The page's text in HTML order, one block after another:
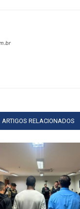
ARTIGOS RELACIONADOS